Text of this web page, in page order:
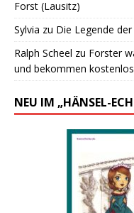
Forst (Lausitz)
Sylvia zu Die Legende
Ralph Scheel zu Forster
und bekommen
NEU IM „HÄNSEL-